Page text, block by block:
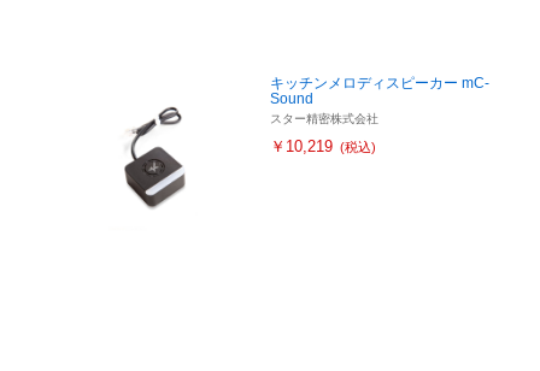
キッチンメロディスピーカー mC-
Sound
スター精密株式会社
￥10,219 (税込)